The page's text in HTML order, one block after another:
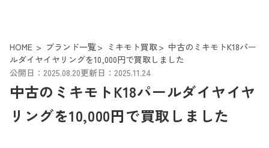
HOME ブランド一覧 ミキモト買取
中古のミキモトK18パー
ルダイヤイヤリングを10,000円で買取しました
公開日：2025.08.20更新日：2025.11.24
中古のミキモトK18パールダイヤイヤ
リングを10,000円で買取しました